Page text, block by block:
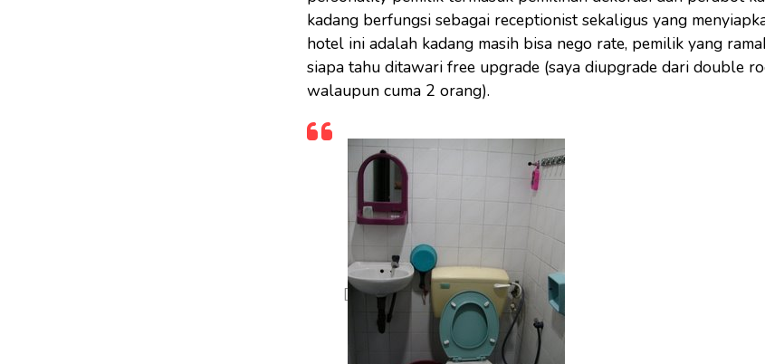
kadang berfungsi sebagai receptionist sekaligus yang
hotel ini adalah kadang masih bisa nego rate, pemilik yang
siapa tahu ditawari free upgrade (saya diupgrade dari double
walaupun cuma 2 orang).
[